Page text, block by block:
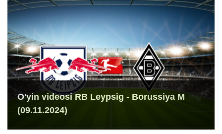
O'yin videosi RB Leypsig - Borussiya M
(09.11.2024)